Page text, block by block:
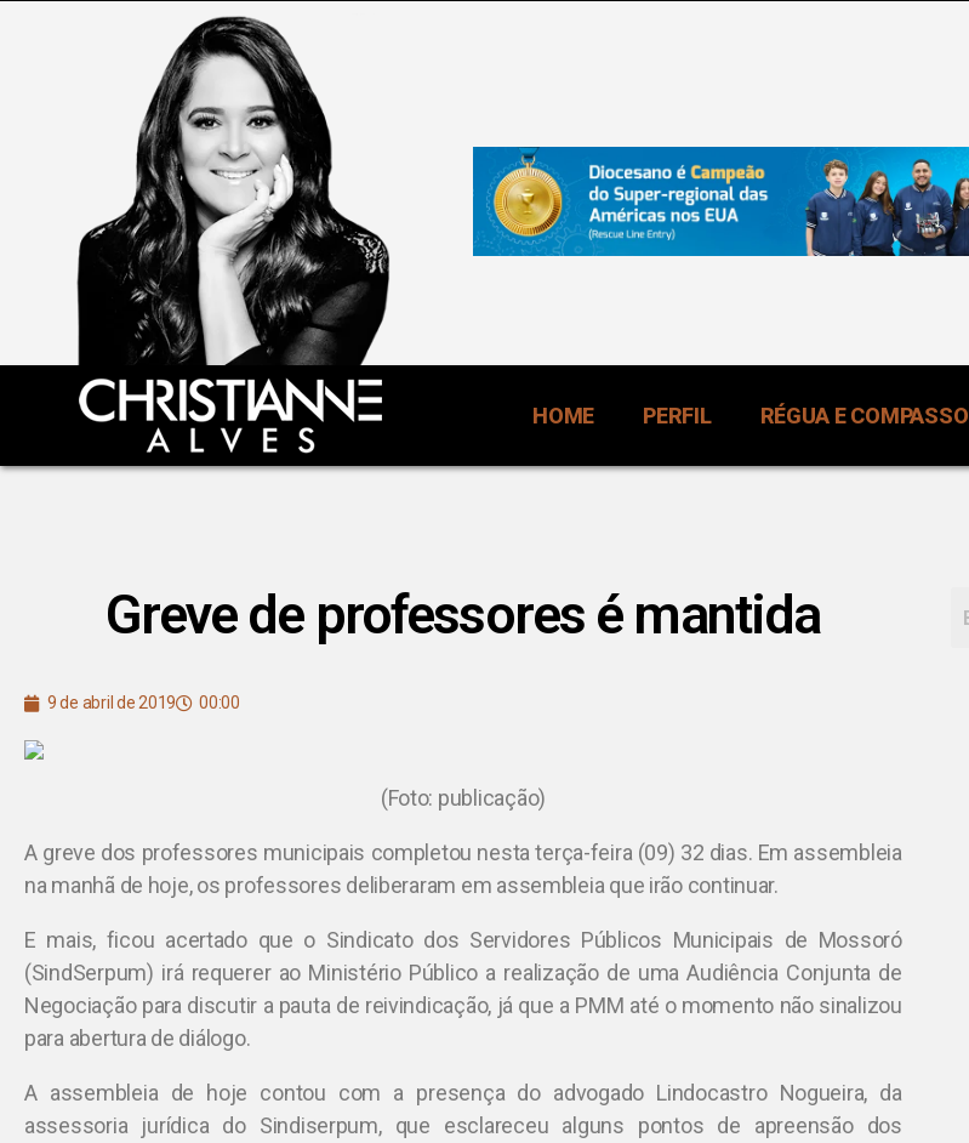
HOME PERFIL RÉGUA E COMPASSO
Greve de professores é mantida
9 de abril de 2019 00:00
(Foto: publicação)
A greve dos professores municipais completou nesta terça-feira (09) 32 dias. Em assembleia
na manhã de hoje, os professores deliberaram em assembleia que irão continuar.
E mais, ficou acertado que o Sindicato dos Servidores Públicos Municipais de Mossoró
(SindSerpum) irá requerer ao Ministério Público a realização de uma Audiência Conjunta de
Negociação para discutir a pauta de reivindicação, já que a PMM até o momento não sinalizou
para abertura de diálogo.
A assembleia de hoje contou com a presença do advogado Lindocastro Nogueira, da
assessoria jurídica do Sindiserpum, que esclareceu alguns pontos de apreensão dos